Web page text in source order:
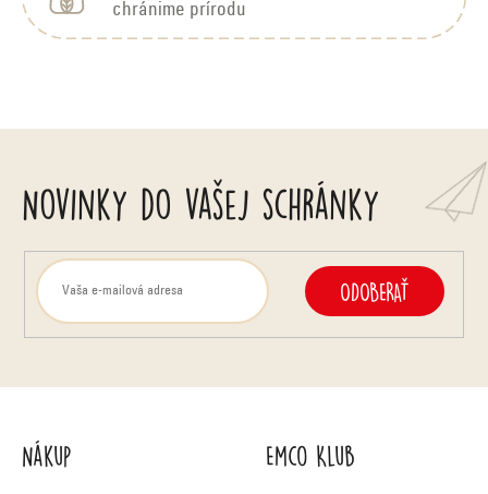
k
ý
i
s
chránime prírodu
Novinky do vašej schránky
ODOBERAŤ
Nákup Emco Klub